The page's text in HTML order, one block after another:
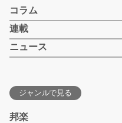
コラム
連載
ニュース
ジャンルで見る
邦楽